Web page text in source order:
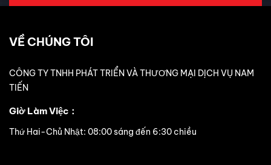
VỀ CHÚNG TÔI
CÔNG TY TNHH PHÁT TRIỂN VÀ THƯƠNG MẠI DỊCH VỤ NAM
TIẾN
Giờ Làm Việc：
Thứ Hai-Chủ Nhật: 08:00 sáng đến 6:30 chiều